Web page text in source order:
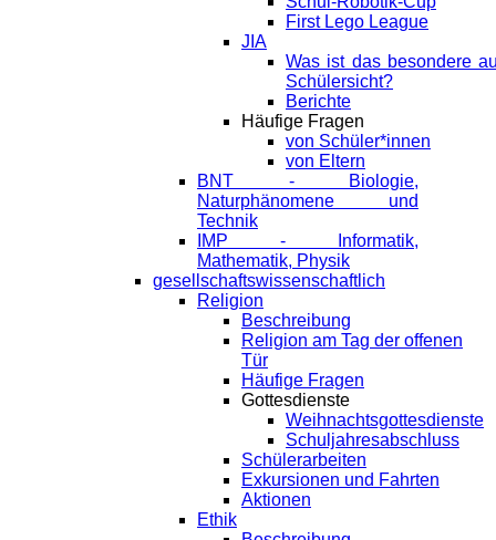
First Lego League
JIA
Was ist das besondere
Schülersicht?
Berichte
Häufige Fragen
von Schüler*innen
von Eltern
BNT - Biologie,
Naturphänomene und
Technik
IMP - Informatik,
Mathematik, Physik
gesellschaftswissenschaftlich
Religion
Beschreibung
Religion am Tag der offenen
Tür
Häufige Fragen
Gottesdienste
Weihnachtsgottesdienste
Schuljahresabschluss
Schülerarbeiten
Exkursionen und Fahrten
Aktionen
Ethik